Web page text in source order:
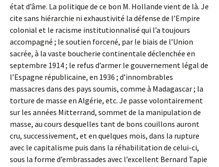
état d’âme. La politique de ce bon M. Hollande vient de là. Je
cite sans hiérarchie ni exhaustivité la défense de l’Empire
colonial et le racisme institutionnalisé qui l’a toujours
accompagné ; le soutien forcené, par le biais de l’Union
sacrée, à la vaste boucherie continentale déclenchée en
septembre 1914 ; le refus d’armer le gouvernement légal de
l’Espagne républicaine, en 1936 ; d’innombrables
massacres dans des pays soumis, comme à Madagascar ; la
torture de masse en Algérie, etc. Je passe volontairement
sur les années Mitterrand, sommet de la manipulation de
masse, au cours desquelles tant de bons couillons auront
cru, successivement, et en quelques mois, dans la rupture
avec le capitalisme puis dans la réhabilitation de celui-ci,
sous la forme d’embrassades avec l’excellent Bernard Tapie